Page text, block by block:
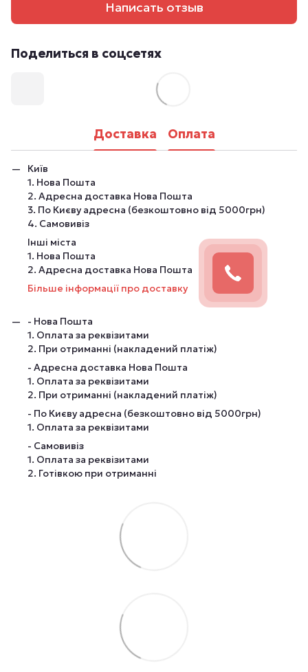
Написать отзыв
Поделиться в соцсетях
Доставка Оплата
Київ
1. Нова Пошта
2. Адресна доставка Нова Пошта
3. По Києву адресна (безкоштовно від 5000грн)
4. Самовивіз
Інші міста
1. Нова Пошта
2. Адресна доставка Нова Пошта
Більше інформації про доставку
- Нова Пошта
1. Оплата за реквізитами
2. При отриманні (накладений платіж)
- Адресна доставка Нова Пошта
1. Оплата за реквізитами
2. При отриманні (накладений платіж)
- По Києву адресна (безкоштовно від 5000грн)
1. Оплата за реквізитами
- Самовивіз
1. Оплата за реквізитами
2. Готівкою при отриманні